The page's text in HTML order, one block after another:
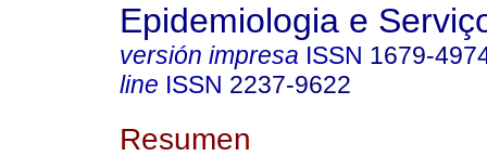
Epidemiologia e
versión impresa ISSN 1679-
line ISSN 2237-9622
Resumen